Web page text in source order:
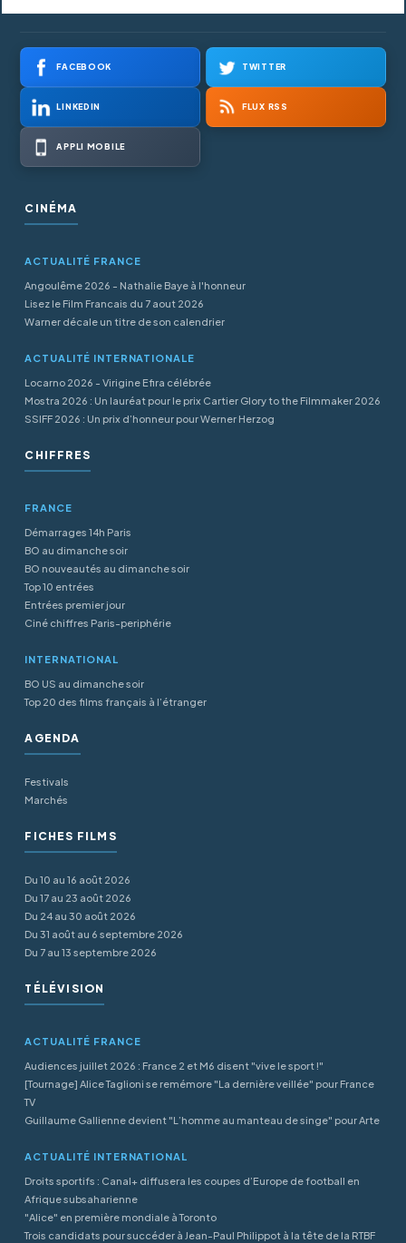
FACEBOOK TWITTER
LINKEDIN FLUX RSS
APPLI MOBILE
CINÉMA
ACTUALITÉ FRANCE
Angoulême 2026 - Nathalie Baye à l'honneur
Lisez le Film Francais du 7 aout 2026
Warner décale un titre de son calendrier
ACTUALITÉ INTERNATIONALE
Locarno 2026 - Virigine Efira célébrée
Mostra 2026 : Un lauréat pour le prix Cartier Glory to the Filmmaker 2026
SSIFF 2026 : Un prix d’honneur pour Werner Herzog
CHIFFRES
FRANCE
Démarrages 14h Paris
BO au dimanche soir
BO nouveautés au dimanche soir
Top 10 entrées
Entrées premier jour
Ciné chiffres Paris-periphérie
INTERNATIONAL
BO US au dimanche soir
Top 20 des films français à l’étranger
AGENDA
Festivals
Marchés
FICHES FILMS
Du 10 au 16 août 2026
Du 17 au 23 août 2026
Du 24 au 30 août 2026
Du 31 août au 6 septembre 2026
Du 7 au 13 septembre 2026
TÉLÉVISION
ACTUALITÉ FRANCE
Audiences juillet 2026 : France 2 et M6 disent "vive le sport !"
[Tournage] Alice Taglioni se remémore "La dernière veillée" pour France
TV
Guillaume Gallienne devient "L’homme au manteau de singe" pour Arte
ACTUALITÉ INTERNATIONAL
Droits sportifs : Canal+ diffusera les coupes d’Europe de football en
Afrique subsaharienne
"Alice" en première mondiale à Toronto
Trois candidats pour succéder à Jean-Paul Philippot à la tête de la RTBF